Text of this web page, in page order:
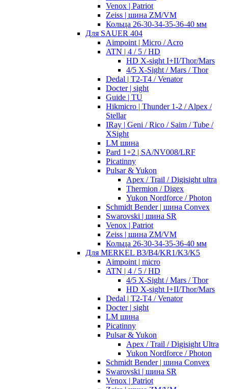
Venox | Patriot
Zeiss | шина ZM/VM
Кольца 26-30-34-35-36-40 мм
Для SAUER 404
Aimpoint | Micro / Acro
ATN | 4 / 5 / HD
HD X-sight I+II/Thor/Mars
4/5 X-Sight / Mars / Thor
Dedal | T2-T4 / Venator
Docter | sight
Guide | TU
Hikmicro | Thunder 1-2 / Alpex /
Stellar
IRay | Geni / Rico / Saim / Tube /
XSight
LM шина
Pard 1+2 | SA/NV008/LRF
Picatinny
Pulsar & Yukon
Apex / Trail / Digisight ultra
Thermion / Digex
Yukon Nordforce / Photon
Schmidt Bender | шина Convex
Swarovski | шина SR
Venox | Patriot
Zeiss | шина ZM/VM
Кольца 26-30-34-35-36-40 мм
Для MERKEL B3/B4/KR1/K3/K5
Aimpoint | micro
ATN | 4 / 5 / HD
4/5 X-Sight / Mars / Thor
HD X-sight I+II/Thor/Mars
Dedal | T2-T4 / Venator
Docter | sight
LM шина
Picatinny
Pulsar & Yukon
Apex / Trail / Digisight Ultra
Yukon Nordforce / Photon
Schmidt Bender | шина Convex
Swarovski | шина SR
Venox | Patriot